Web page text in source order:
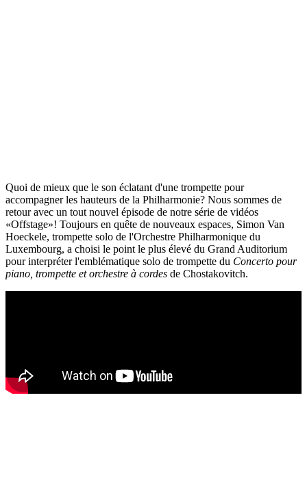
Quoi de mieux que le son éclatant d'une trompette pour
accompagner les hauteurs de la Philharmonie? Nous sommes de
retour avec un tout nouvel épisode de notre série de vidéos
«Offstage»! Toujours en quête de nouveaux espaces, Simon Van
Hoeckele, trompette solo de l'Orchestre Philharmonique du
Luxembourg, a choisi le point le plus élevé du Grand Auditorium
pour interpréter l'emblématique solo de trompette du Concerto pour
piano, trompette et orchestre à cordes de Chostakovitch.